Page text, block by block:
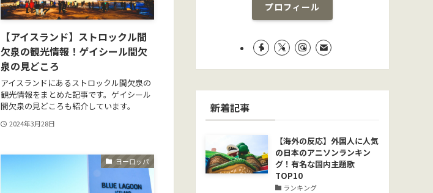
【アイスランド】ストロックル間
欠泉の観光情報！ゲイシール間欠
泉の見どころ
アイスランドにあるストロックル間欠泉の
観光情報をまとめた記事です。ゲイシール
間欠泉の見どころも紹介しています。
2024年3月28日
ヨーロッパ
プロフィール
新着記事
【海外の反応】外国人に人気
の日本のアニソンランキン
グ！有名な国内主題歌
TOP10
ランキング